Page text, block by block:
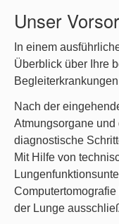
Unser
In einem
Überblick über Ihre
Nach der
Atmungsorgane
diagnostische
Mit Hilfe von
der Lunge